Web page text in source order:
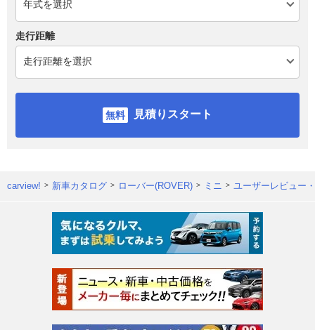
走行距離
見積りスタート
carview! 新車カタログ ローバー(ROVER) ミニ ユーザーレビュー